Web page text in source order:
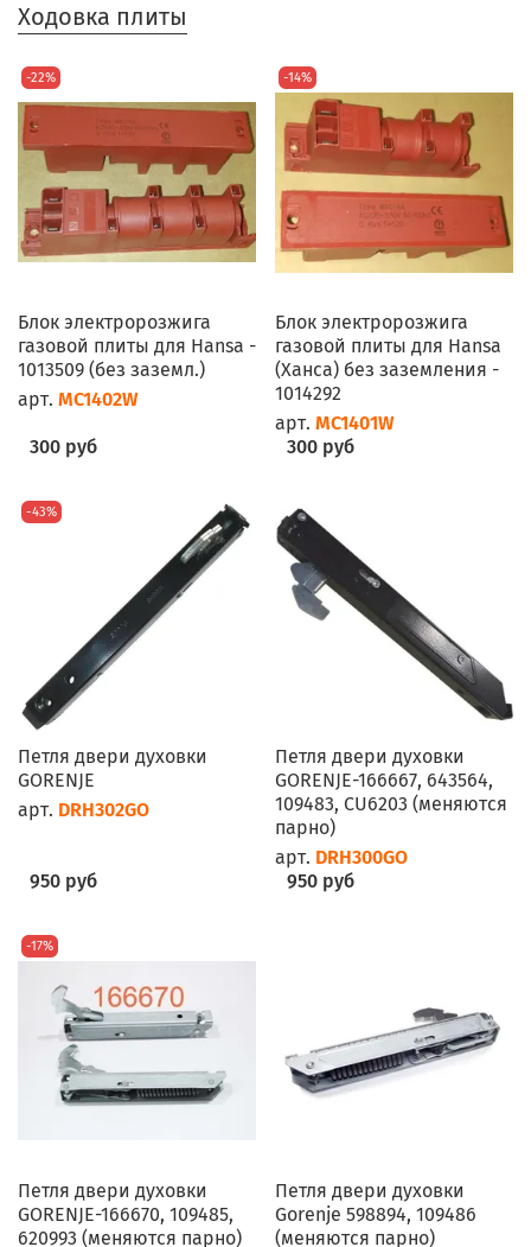
Ходовка плиты
-22%
Блок электророзжига
газовой плиты для Hansa -
1013509 (без заземл.)
арт. MC1402W
300 руб
-14%
Блок электророзжига
газовой плиты для Hansa
(Ханса) без заземления -
1014292
арт. MC1401W
300 руб
-43%
Петля двери духовки
GORENJE
арт. DRH302GO
950 руб
Петля двери духовки
GORENJE-166667, 643564,
109483, CU6203 (меняются
парно)
арт. DRH300GO
950 руб
-17%
Петля двери духовки
GORENJE-166670, 109485,
620993 (меняются парно)
Петля двери духовки
Gorenje 598894, 109486
(меняются парно)